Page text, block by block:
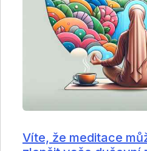
Víte, že meditace